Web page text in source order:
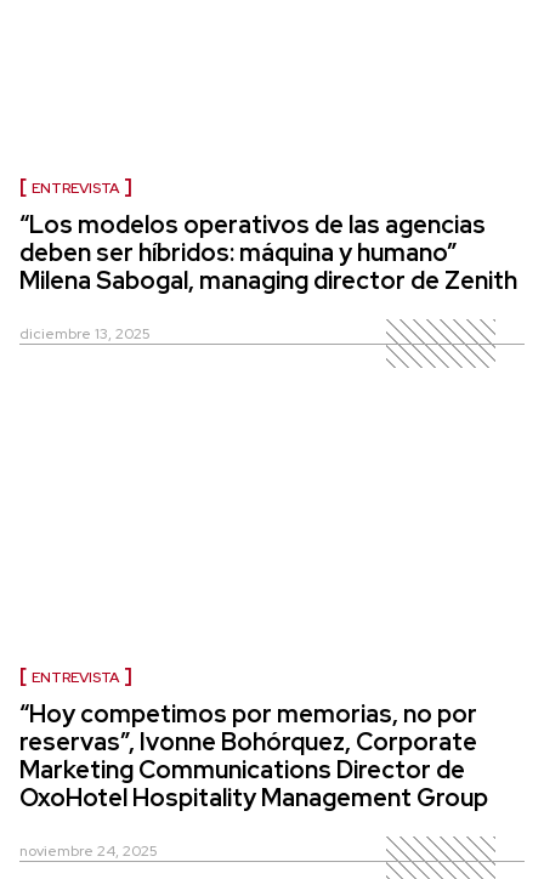
ENTREVISTA
“Los modelos operativos de las agencias
deben ser híbridos: máquina y humano”
Milena Sabogal, managing director de Zenith
diciembre 13, 2025
ENTREVISTA
“Hoy competimos por memorias, no por
reservas”, Ivonne Bohórquez, Corporate
Marketing Communications Director de
OxoHotel Hospitality Management Group
noviembre 24, 2025